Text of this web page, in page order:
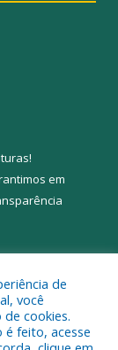
!
em
de
você
cookies.
feito, acesse